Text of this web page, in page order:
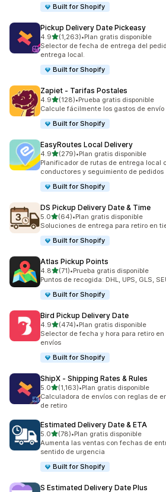
Built for Shopify
Pickup Delivery Date Pickeasy
4.9de 5 estrellas
(1,263)
1263 reseñas en total
•Plan gratis disponible
Selector de fecha de entrega del
entrega local.
Built for Shopify
Zapiet ‑ Tarifas Postales
4.9de 5 estrellas
(128)
128 reseñas en total
•Prueba gratis disponible
Calcule fácilmente los gastos de envío
Built for Shopify
EasyRoutes Local Delivery
4.9de 5 estrellas
(279)
279 reseñas en total
•Plan gratis disponible
Planificador de rutas de entrega local
conductores y seguimiento de pedidos
Built for Shopify
DS Pickup Delivery Date & Time
5.0de 5 estrellas
(64)
64 reseñas en total
•Plan gratis disponible
Soluciones de entrega para retiro en
Built for Shopify
Atlas Pickup Points
4.8de 5 estrellas
(71)
71 reseñas en total
•Prueba gratis disponible
Puntos de recogida: DHL, UPS, GLS,
Built for Shopify
Bird Pickup Delivery Date
4.9de 5 estrellas
(474)
474 reseñas en total
•Plan gratis disponible
Selector de fecha y hora para retiro
envíos
Built for Shopify
ShipX ‑ Shipping Rates & Rules
5.0de 5 estrellas
(1,163)
1163 reseñas en total
•Plan gratis disponible
Calculadora de envíos con reglas de
de retiro
Estimated Delivery Date & ETA
5.0de 5 estrellas
(78)
78 reseñas en total
•Plan gratis disponible
Aumenta las ventas con fechas de
sentido de urgencia
Built for Shopify
S Estimated Delivery Date Plus